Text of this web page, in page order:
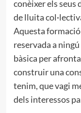
conèixer els seus
de lluita
Aquesta formació
reservada a
bàsica per
construir una
tenim, que vagi
dels interessos